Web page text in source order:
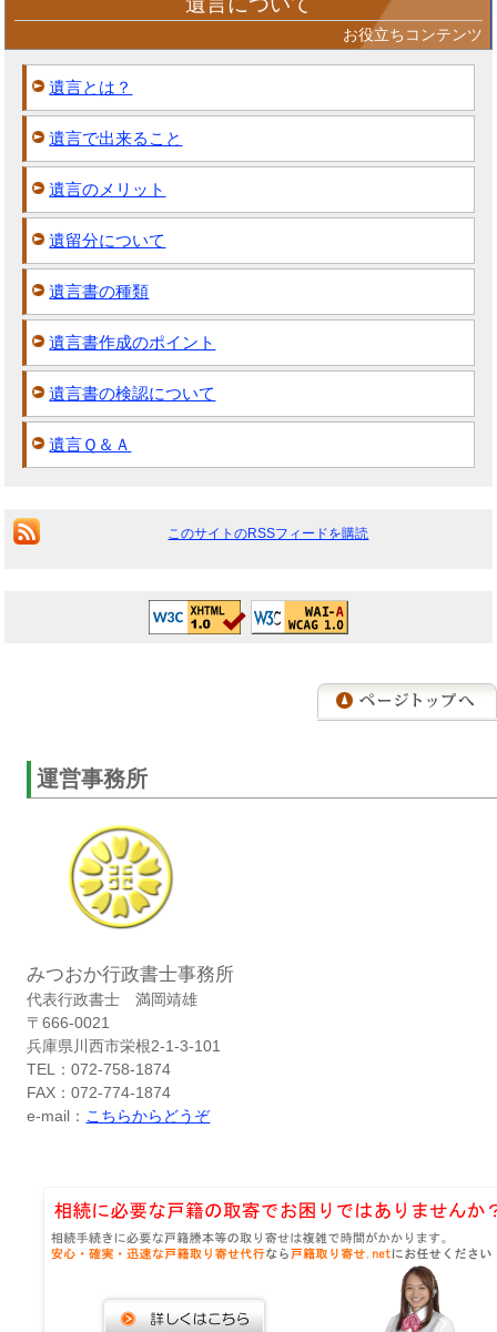
お役立ちコンテンツ
遺言とは？
遺言で出来ること
遺言のメリット
遺留分について
遺言書の種類
遺言書作成のポイント
遺言書の検認について
遺言Ｑ＆Ａ
このサイトのRSSフィードを購読
運営事務所
みつおか行政書士事務所
代表行政書士 満岡靖雄
〒666-0021
兵庫県川西市栄根2-1-3-101
TEL：072-758-1874
FAX：072-774-1874
e-mail： こちらからどうぞ